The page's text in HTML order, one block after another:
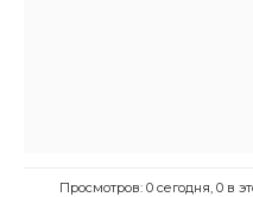
Просмотров: 0 сегодня, 0 в